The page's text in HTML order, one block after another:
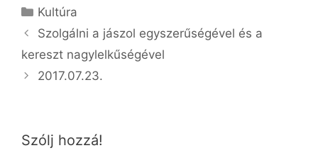
Kategória
Kultúra
Szolgálni a jászol egyszerűségével és a
kereszt nagylelkűségével
2017.07.23.
Szólj hozzá!